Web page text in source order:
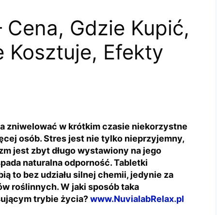
Gdzie Kupić,
Kosztuje, Efekty
zniwelować w krótkim czasie niekorzystne
osób. Stres jest nie tylko nieprzyjemny,
jest zbyt długo wystawiony na jego
naturalna odporność. Tabletki
to bez udziału silnej chemii, jedynie za
roślinnych. W jaki sposób taka
trybie życia?www.NuvialabRelax.pl